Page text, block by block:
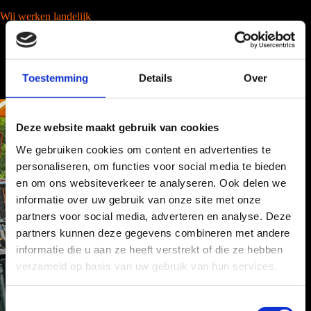
Toestemming Details Over
Deze website maakt gebruik van cookies
We gebruiken cookies om content en advertenties te
personaliseren, om functies voor social media te bieden
en om ons websiteverkeer te analyseren. Ook delen we
informatie over uw gebruik van onze site met onze
partners voor social media, adverteren en analyse. Deze
partners kunnen deze gegevens combineren met andere
informatie die u aan ze heeft verstrekt of die ze hebben
verzameld op basis van uw gebruik van hun services.
Wij werken landelijk